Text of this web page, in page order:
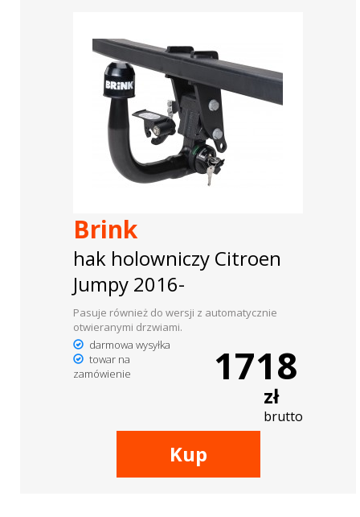
Brink
hak holowniczy Citroen
Jumpy 2016-
Pasuje również do wersji z automatycznie
otwieranymi drzwiami.
darmowa wysyłka
towar na
zamówienie
1718
zł
brutto
Kup